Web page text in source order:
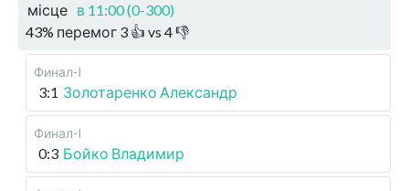
місце в 11:00 (0-300)
43% перемог 3 👍 vs 4👎
Финал-I
3:1 Золотаренко Александр
Финал-I
0:3 Бойко Владимир